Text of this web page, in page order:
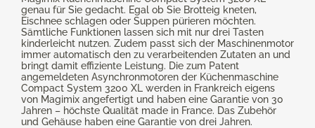
genau für Sie gedacht. Egal ob Sie Brotteig kneten,
Eischnee schlagen oder Suppen pürieren möchten.
Sämtliche Funktionen lassen sich mit nur drei Tasten
kinderleicht nutzen. Zudem passt sich der Maschinenmotor
immer automatisch den zu verarbeitenden Zutaten an und
bringt damit effiziente Leistung. Die zum Patent
angemeldeten Asynchronmotoren der Küchenmaschine
Compact System 3200 XL werden in Frankreich eigens
von Magimix angefertigt und haben eine Garantie von 30
Jahren – höchste Qualität made in France. Das Zubehör
und Gehäuse haben eine Garantie von drei Jahren.